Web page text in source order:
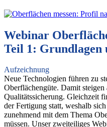
Webinar
Teil 1: Grundlagen
Aufzeichnung
Neue Technologien führen zu
Oberflächengüte. Damit
Qualitätssicherung. Gleichzeit
der Fertigung statt, weshalb
zunehmend mit dem Thema
müssen. Unser zweiteiliges